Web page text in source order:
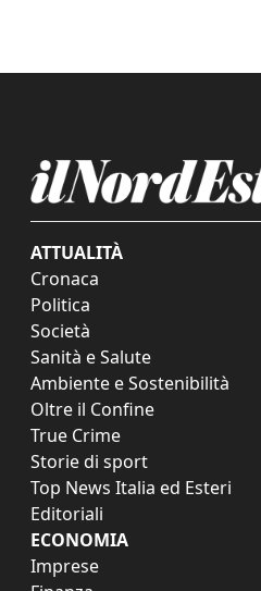
ATTUALITÀ
Cronaca
Politica
Società
Sanità e Salute
Ambiente e Sostenibilità
Oltre il Confine
True Crime
Storie di sport
Top News Italia ed Esteri
Editoriali
ECONOMIA
Imprese